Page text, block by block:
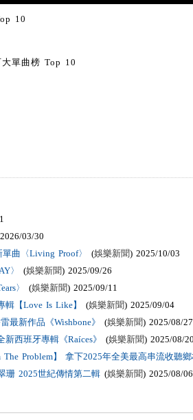
10
單曲榜 Top 10
03/30
曲〈Living Proof〉
(娛樂新聞) 2025/10/03
〉
(娛樂新聞) 2025/09/26
〉
(娛樂新聞) 2025/09/11
【Love Is Like】
(娛樂新聞) 2025/09/04
最新作品《Wishbone》
(娛樂新聞) 2025/08/27
西班牙專輯《Raíces》
(娛樂新聞) 2025/08/20
Problem】 拿下2025年全美最高串流收聽
珊 2025世紀傳情第二輯 (娛樂新聞) 2025/08/06